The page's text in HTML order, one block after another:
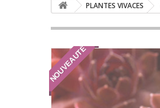
PLANTES VIVACES
NOUVEAUTÉ